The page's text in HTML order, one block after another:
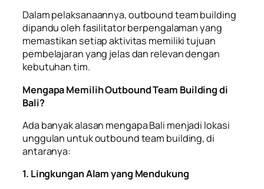
Dalam pelaksanaannya, outbound team building
dipandu oleh fasilitator berpengalaman yang
memastikan setiap aktivitas memiliki tujuan
pembelajaran yang jelas dan relevan dengan
kebutuhan tim.
Mengapa Memilih Outbound Team Building di
Bali?
Ada banyak alasan mengapa Bali menjadi lokasi
unggulan untuk outbound team building, di
antaranya:
1. Lingkungan Alam yang Mendukung